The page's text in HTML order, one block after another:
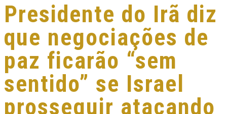
Presidente do Irã diz
que negociações de
paz ficarão “sem
sentido” se Israel
prosseguir atacando